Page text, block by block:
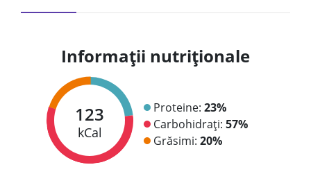
Informații nutriționale
123
kCal
Proteine: 23%
Carbohidrați: 57%
Grăsimi: 20%